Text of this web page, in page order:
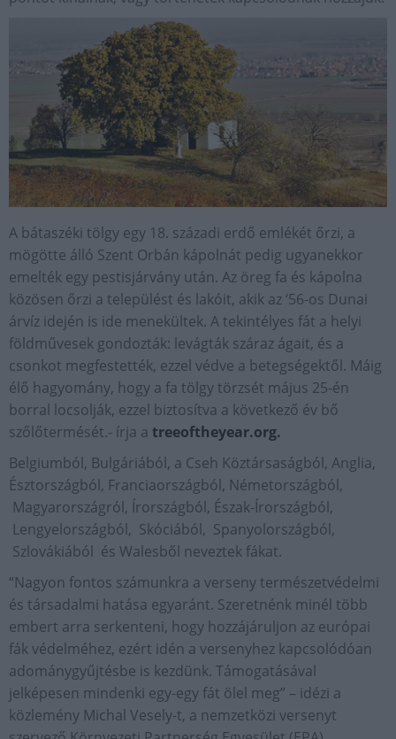
A bátaszéki tölgy egy 18. századi erdő emlékét őrzi, a
mögötte álló Szent Orbán kápolnát pedig ugyanekkor
emelték egy pestisjárvány után. Az öreg fa és kápolna
közösen őrzi a települést és lakóit, akik az ‘56-os Dunai
árvíz idején is ide menekültek. A tekintélyes fát a helyi
földművesek gondozták: levágták száraz ágait, és a
csonkot megfestették, ezzel védve a betegségektől. Máig
élő hagyomány, hogy a fa tölgy törzsét május 25-én
borral locsolják, ezzel biztosítva a következő év bő
szőlőtermését.- írja a treeoftheyear.org.
Belgiumból, Bulgáriából, a Cseh Köztársaságból, Anglia,
Észtországból, Franciaországból, Németországból,
Magyarországról, Írországból, Észak-Írországból,
Lengyelországból, Skóciából, Spanyolországból,
Szlovákiából és Walesből neveztek fákat.
“Nagyon fontos számunkra a verseny természetvédelmi
és társadalmi hatása egyaránt. Szeretnénk minél több
embert arra serkenteni, hogy hozzájáruljon az európai
fák védelméhez, ezért idén a versenyhez kapcsolódóan
adománygyűjtésbe is kezdünk. Támogatásával
jelképesen mindenki egy-egy fát ölel meg” – idézi a
közlemény Michal Vesely-t, a nemzetközi versenyt